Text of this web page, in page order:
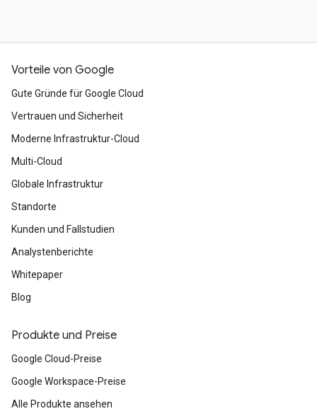
Vorteile von Google
Gute Gründe für Google Cloud
Vertrauen und Sicherheit
Moderne Infrastruktur-Cloud
Multi-Cloud
Globale Infrastruktur
Standorte
Kunden und Fallstudien
Analystenberichte
Whitepaper
Blog
Produkte und Preise
Google Cloud-Preise
Google Workspace-Preise
Alle Produkte ansehen